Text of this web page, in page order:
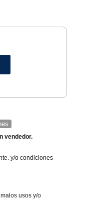
vendedor.
y/o condiciones
usos y/o